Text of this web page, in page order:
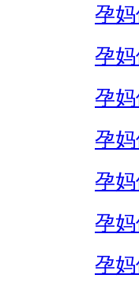
孕
孕
孕
孕
孕
孕
孕